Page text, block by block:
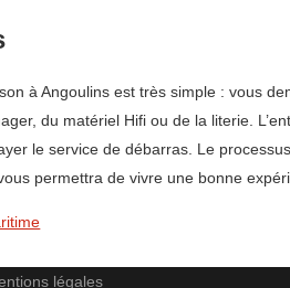
à Angoulins est très simple : vous
du matériel Hifi ou de la literie.
le service de débarras. Le
permettra de vivre une bonne
légales